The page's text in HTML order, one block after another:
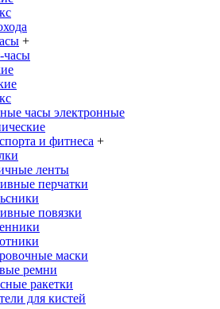
+
часы
часы электронные
и фитнеса +
ленты
перчатки
повязки
маски
ремни
ракетки
для кистей